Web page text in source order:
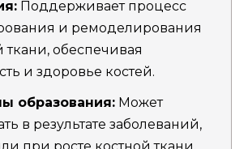
Поддерживает процесс
и ремоделирования
ткани, обеспечивая
и здоровье костей.
образования: Может
в результате заболеваний,